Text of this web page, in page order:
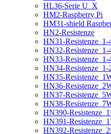
HL36-Serie U_X
HM2-Raspberry Pi
HM31-shield
HN2-Resistenze
HN31-Resistenze_1-
HN32-Resistenze_1-
HN33-
HN34-Resistenze_1-
HN35-
HN36-
HN37-
HN38-
HN390-
HN391-
HN392-